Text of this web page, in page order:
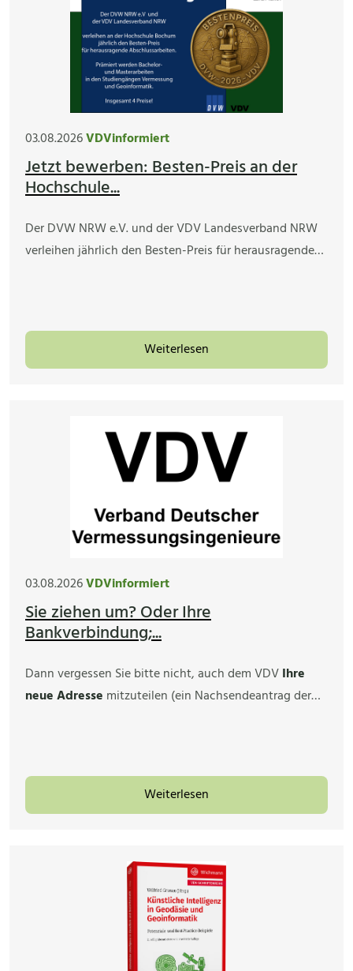
03.08.2026VDVinformiert
Jetzt bewerben: Besten-Preis an der
Hochschule...
Der DVW NRW e.V. und der VDV Landesverband NRW
verleihen jährlich den Besten-Preis für herausragende…
Weiterlesen
03.08.2026VDVinformiert
Sie ziehen um? Oder Ihre
Bankverbindung;...
Dann vergessen Sie bitte nicht, auch dem VDVIhre
neue Adresse mitzuteilen (ein Nachsendeantrag der…
Weiterlesen